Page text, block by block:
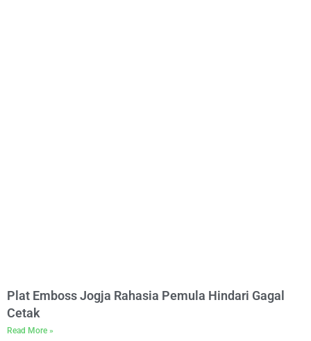
Plat Emboss Jogja Rahasia Pemula Hindari Gagal
Cetak
Read More »